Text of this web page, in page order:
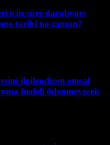
için süre daralıyor:
tarihi ne zaman?
ilgilendiren emsal
bedeli ödenmeyecek